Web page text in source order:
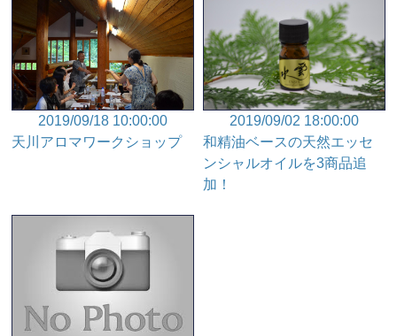
2019/09/18 10:00:00
天川アロマワークショップ
2019/09/02 18:00:00
和精油ベースの天然エッセ
ンシャルオイルを3商品追
加！